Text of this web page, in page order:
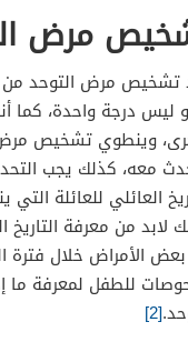
مرض
تشخيص مرض التوحد من
ليس درجة واحدة، كما
وينطوي تشخيص
معه، كذلك يجب
العائلي للعائلة
لابد من معرفة
الأمراض خلال فترة
للطفل لمعرفة
[2]